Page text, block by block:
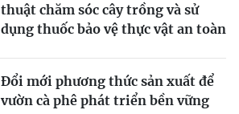
thuật chăm sóc cây trồng và sử
dụng thuốc bảo vệ thực vật an toàn
Đổi mới phương thức sản xuất để
vườn cà phê phát triển bền vững